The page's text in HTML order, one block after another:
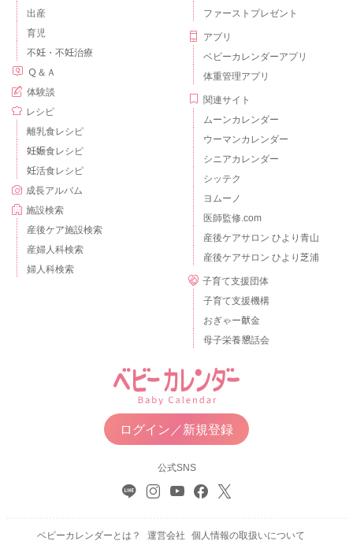
出産
育児
不妊・不妊治療
Ｑ＆Ａ
体験談
レシピ
離乳食レシピ
妊娠食レシピ
妊活食レシピ
成長アルバム
施設検索
産後ケア施設検索
産婦人科検索
婦人科検索
ファーストプレゼント
アプリ
ベビーカレンダーアプリ
体重管理アプリ
関連サイト
ムーンカレンダー
ウーマンカレンダー
シニアカレンダー
シッテク
ヨムーノ
医師監修.com
産後ケアサロン ひより青山
産後ケアサロン ひより芝浦
子育て支援団体
子育て支援機構
おぎゃー献金
母子栄養懇話会
ログイン／新規登録
公式SNS
ベビーカレンダーとは？ 運営会社 個人情報の取扱いについて